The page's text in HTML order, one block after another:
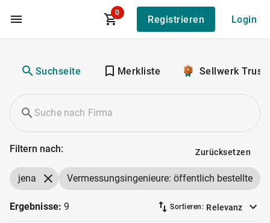
Zum Hauptinhalt
0
Registrieren Login
Suchseite Merkliste Sellwerk
Filtern nach: Zurücksetzen
jena Vermessungsingenieure: öffentlich bestellte
Ergebnisse: 9 Sortieren: Relevanz